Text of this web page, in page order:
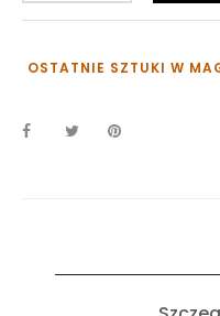
OSTATNIE SZTUKI W